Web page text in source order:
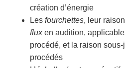
création d’énergie
Les fourchettes, leur
fluxen audition,
procédé, et la raison
procédés